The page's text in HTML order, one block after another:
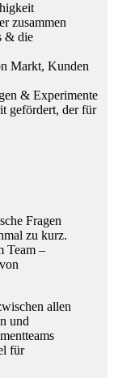
zusammen
& die
Markt, Kunden
& Experimente
gefördert, der für
Fragen
zu kurz.
Team –
allen
und
für